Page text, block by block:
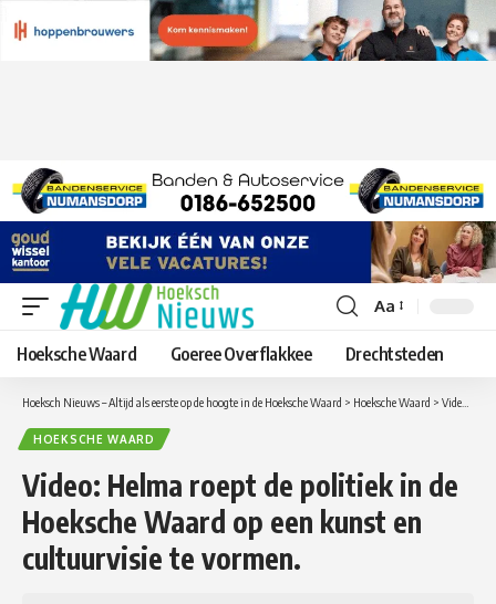
Lettergrootte
aanpassen
Aa
Hoeksche Waard Goeree Overflakkee Drechtsteden
Hoeksch Nieuws – Altijd als eerste op de hoogte in de Hoeksche Waard > Hoeksche Waard > Video: Helma roept de politiek in de Hoeksche Waard op een kunst en cultuurvisie te vormen.
HOEKSCHE WAARD
Video: Helma roept de politiek in de
Hoeksche Waard op een kunst en
cultuurvisie te vormen.